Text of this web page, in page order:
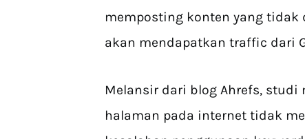
memposting konten yang
akan mendapatkan traffic dari
Melansir dari blog Ahrefs,
halaman pada internet tidak